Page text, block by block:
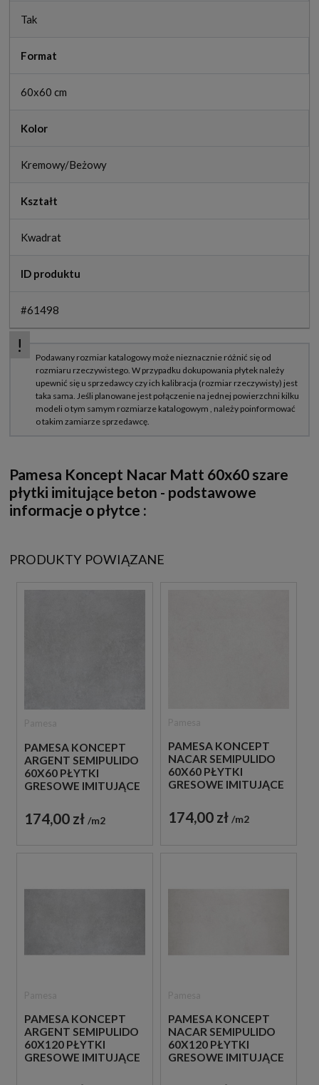
Tak
Format
60x60 cm
Kolor
Kremowy/Beżowy
Kształt
Kwadrat
ID produktu
#61498
Pamesa Koncept Nacar Matt 60x60 szare
płytki imitujące beton - podstawowe
informacje o płytce :
PRODUKTY POWIĄZANE
PAMESA KONCEPT
ARGENT SEMIPULIDO
60X60 PŁYTKI
GRESOWE IMITUJĄCE
174,00 zł m2
PAMESA KONCEPT
NACAR SEMIPULIDO
60X60 PŁYTKI
GRESOWE IMITUJĄCE
174,00 zł m2
PAMESA KONCEPT
ARGENT SEMIPULIDO
60X120 PŁYTKI
GRESOWE IMITUJĄCE
PAMESA KONCEPT
NACAR SEMIPULIDO
60X120 PŁYTKI
GRESOWE IMITUJĄCE